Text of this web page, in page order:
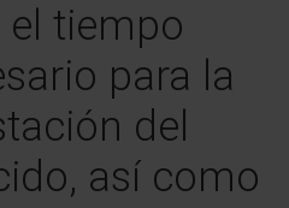
tiempo
para la
del
así como